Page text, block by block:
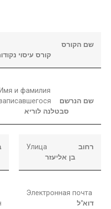
שם הקורס
קורס עיסוי
Имя и фамилия
שם הנרשם
סבטלנה לוריא
Улица
רחוב
בן אליעזר
Электронная почта
דוא"ל